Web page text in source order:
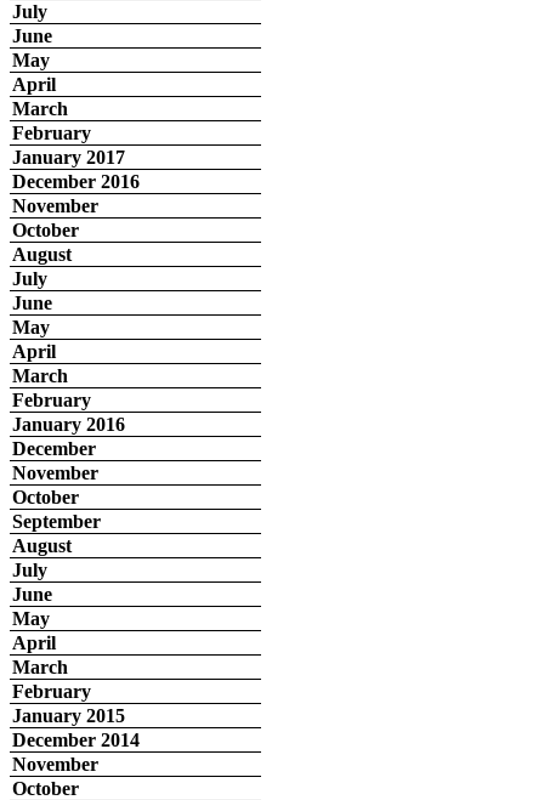
July
June
May
April
March
February
January 2017
December 2016
November
October
August
July
June
May
April
March
February
January 2016
December
November
October
September
August
July
June
May
April
March
February
January 2015
December 2014
November
October